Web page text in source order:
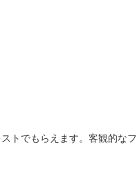
トでもらえます。客観的なフ